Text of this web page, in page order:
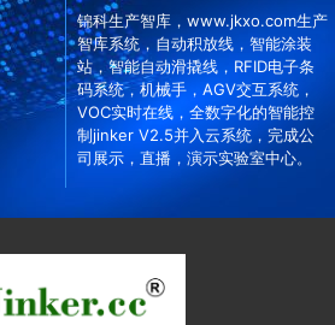
锦科生产智库，www.jkxo.com生产
智库系统，自动积放线，智能涂装
站，智能自动滑撬线，RFID电子条
码系统，机械手，AGV交互系统，
VOC实时在线，全数字化的智能控
制jinker V2.5并入云系统，完成公
司展示，直播，演示实验室中心。